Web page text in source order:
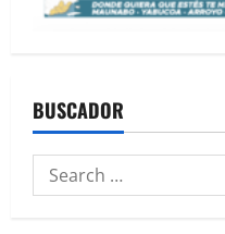
BUSCADOR
Search
for: